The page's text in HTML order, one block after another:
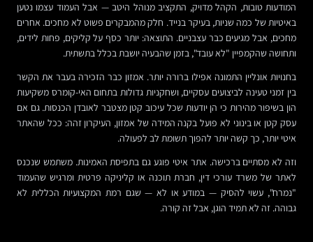
המודעות טובות, הקהל מדויק, התקציב מנוהל היטב — אבל העמוד עצמו נטען
באיטיות של כמה שניות, בעיקר בנייד. חלק מהמבקרים פשוט לא מחכים. אחרים
מחכים, אבל מגיעים כבר עצבניים. התוצאה: יותר כסף על קליקים, פחות לידים,
ותחושה שהקמפיין "לא עובד", בזמן שהבעיה יושבת בכלל בתשתית.
בחנויות אונליין התמונה אפילו ברורה יותר. אמזון כבר הזכירה בעבר את הקשר
בין זמני טעינה לביצועים עסקיים, ושחקניות גדולות בתחום האי-קומרס משקיעות
הון בשיפור מהירות כי הן יודעות שכל עיכוב קטן מצטבר לאובדן הכנסות. גם אם
עסק קטן או בינוני לא פועל בקנה המידה של אמזון, העיקרון זהה: ככל שהאתר
איטי יותר, כך קשה יותר להפוך תשומת לב לפעולה.
וזה לא מסתיים ברכישה. אתר איטי פוגע גם בתפיסת האמינות. משתמש שנכנס
לאתר של משרד עורכי דין, חברת תוכנה או קליניקה פרטית ומרגיש שהעמוד
"נמרח", עשוי להסיק — במודע או לא — שגם רמת המקצועיות הכללית לא
גבוהה. זה לא תמיד הוגן, אבל זה קורה.